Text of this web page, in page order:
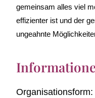
gemeinsam alles viel
effizienter ist und der
ungeahnte
Organisationsform: